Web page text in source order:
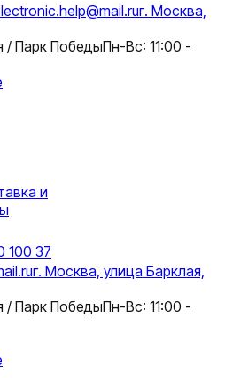
г. Москва,
/ Парк ПобедыПн-Вс: 11:00 -
и
100 37
г. Москва, улица Барклая,
/ Парк ПобедыПн-Вс: 11:00 -